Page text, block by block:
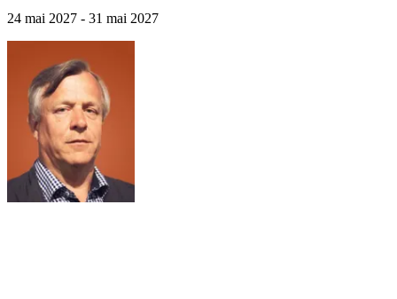
Du romantisme d'Heidelberg à l'héritage industriel de Zollverein,
l'histoire se dévoile dans toute sa diversité.
24 mai 2027 - 31 mai 2027